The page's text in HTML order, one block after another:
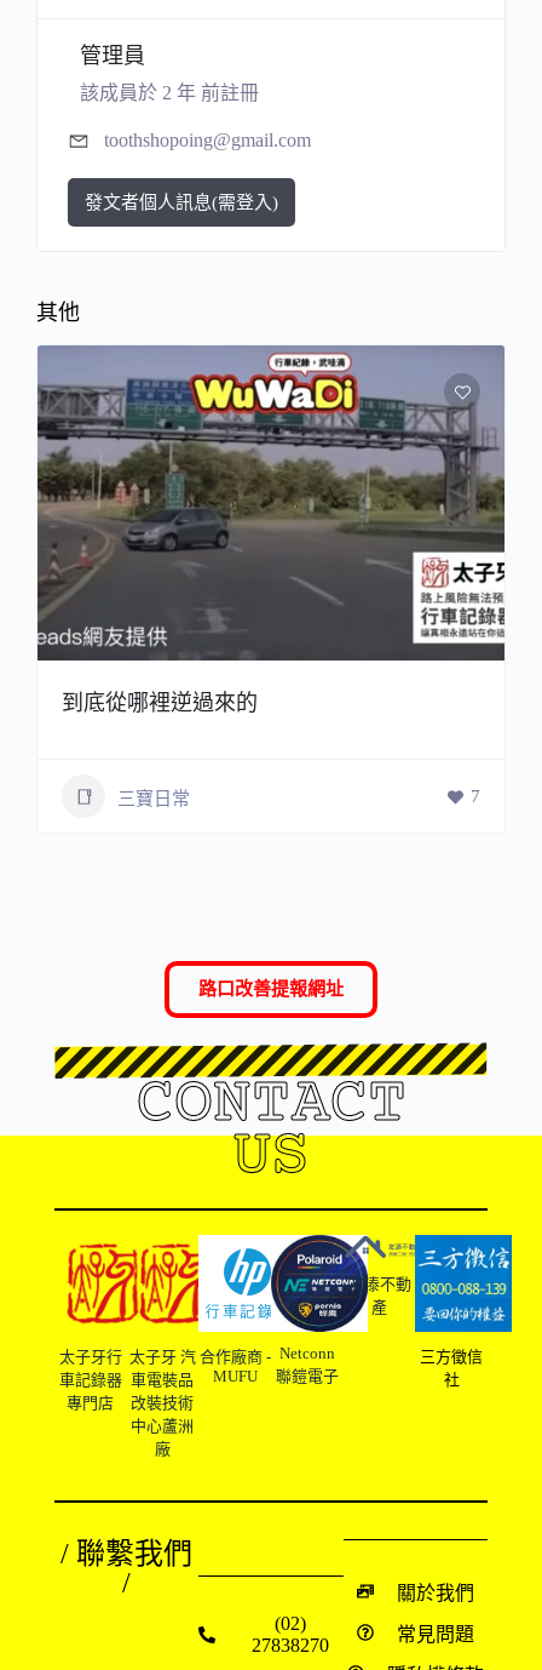
管理員
該成員於 2 年 前註冊
toothshopoing@gmail.com
發文者個人訊息(需登入)
其他
到底從哪裡逆過來的
三寶日常 7
路口改善提報網址
CONTACT
US
太子牙行
車記錄器
專門店
太子牙 汽
車電裝品
改裝技術
中心蘆洲
廠
合作廠商 -
MUFU
Netconn
聯鎧電子
友溙不動
產
三方徵信
社
/ 聯繫我們
/
(02)
27838270
關於我們
常見問題